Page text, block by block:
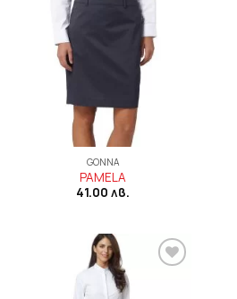
GONNA
PAMELA
41.00 лв.